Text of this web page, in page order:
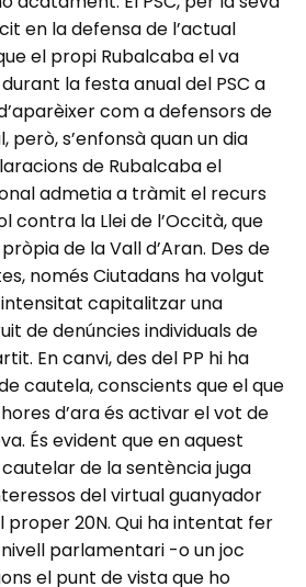
en la defensa de l’actual
el propi Rubalcaba el va
la festa anual del PSC a
com a defensors de
s’enfonsà quan un dia
de Rubalcaba el
admetia a tràmit el recurs
contra la Llei de l’Occità, que
de la Vall d’Aran. Des de
només Ciutadans ha volgut
capitalitzar una
de denúncies individuals de
En canvi, des del PP hi ha
cautela, conscients que el que
d’ara és activar el vot de
És evident que en aquest
de la sentència juga
del virtual guanyador
proper 20N. Qui ha intentat fer
parlamentari -o un joc
el punt de vista que ho